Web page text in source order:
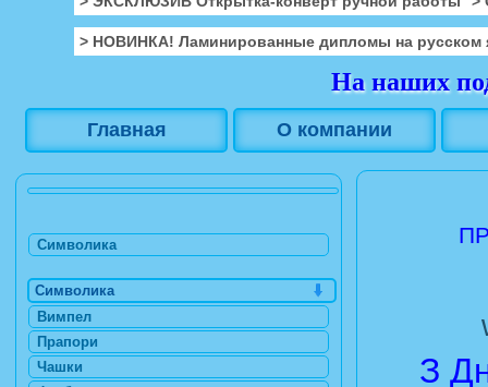
> НОВИНКА! Ламинированные дипломы на русском
На наших
Главная О компании
З
Символика
Символика
Вимпел
Прапори
Чашки